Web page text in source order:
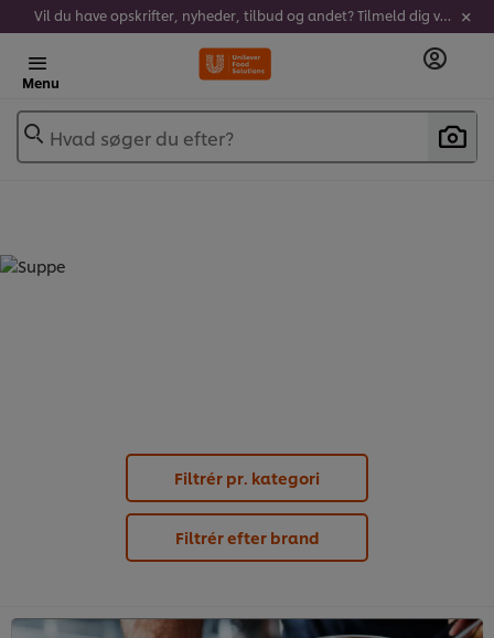
Vil du have opskrifter, nyheder, tilbud og andet? Tilmeld dig vores nyhedsbrev!
Menu
Hvad søger du efter?
Filtrér pr. kategori
Filtrér efter brand